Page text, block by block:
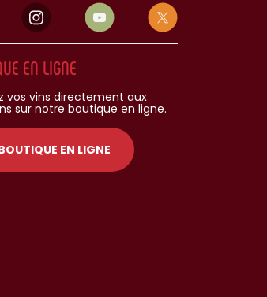
EN LIGNE
vos vins directement aux
sur notre boutique en ligne.
EN LIGNE